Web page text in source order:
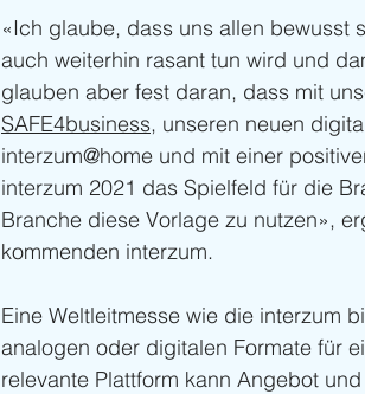
«Ich glaube, dass uns allen bewusst
auch weiterhin rasant tun wird und
glauben aber fest daran, dass mit
SAFE4business, unseren neuen
interzum@home und mit einer
interzum 2021 das Spielfeld für die
Branche diese Vorlage zu nutzen»,
kommenden interzum.
Eine Weltleitmesse wie die interzum
analogen oder digitalen Formate für
relevante Plattform kann Angebot